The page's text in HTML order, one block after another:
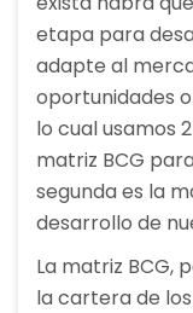
etapa para
adapte al
oportunidades
lo cual usamos
matriz BCG
segunda es la
desarrollo de
La matriz BCG,
la cartera de